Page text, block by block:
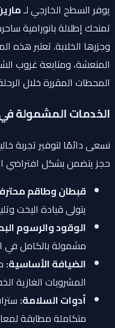
يوفر السطح الخارجي لـمارين 7
وجزرها الخلابة. تعتبر هذه
المنعشة، ومتابعة غروب
المحطات المقررة خلال الرحلة.
الخدمات المشمولة في
نسعى دائمًا لتوفير تجربة
حجز يتضمن بشكل افتراضي
قبطان وطاقم
يتولى قيادة اليخت
الوقود والرسوم
مشمولة بالكامل في
الضيافة الأساسية:
المشروبات الغازية
أدوات السلامة:
متكاملة مطابقة